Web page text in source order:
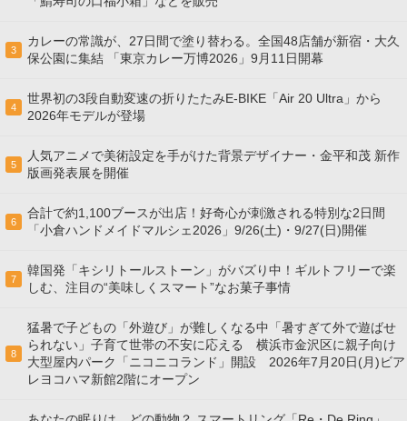
3
カレーの常識が、27日間で塗り替わる。全国48店舗が新宿・大久
保公園に集結 「東京カレー万博2026」9月11日開幕
4
世界初の3段自動変速の折りたたみE-BIKE「Air 20 Ultra」から
2026年モデルが登場
5
人気アニメで美術設定を手がけた背景デザイナー・金平和茂 新作
版画発表展を開催
6
合計で約1,100ブースが出店！好奇心が刺激される特別な2日間
「小倉ハンドメイドマルシェ2026」9/26(土)・9/27(日)開催
7
韓国発「キシリトールストーン」がバズり中！ギルトフリーで楽
しむ、注目の“美味しくスマート”なお菓子事情
8
猛暑で子どもの「外遊び」が難しくなる中「暑すぎて外で遊ばせ
られない」子育て世帯の不安に応える 横浜市金沢区に親子向け
大型屋内パーク「ニコニコランド」開設 2026年7月20日(月)ビア
レヨコハマ新館2階にオープン